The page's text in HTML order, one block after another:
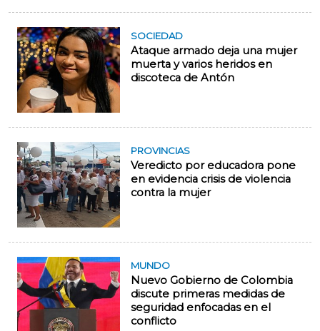
SOCIEDAD
Ataque armado deja una mujer
muerta y varios heridos en
discoteca de Antón
PROVINCIAS
Veredicto por educadora pone
en evidencia crisis de violencia
contra la mujer
MUNDO
Nuevo Gobierno de Colombia
discute primeras medidas de
seguridad enfocadas en el
conflicto